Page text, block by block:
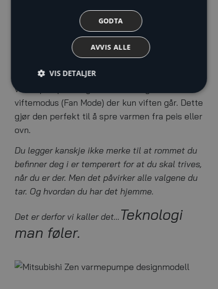
Luftspjeldene er designet slik at den er like
tynn når varmepumpen er i drift. Til tross for
sin tynne innedel har den likevel
fabrikkgarantert varmekapasitet ned til -20°C
og en SCOP på 4,5. Mitsubishi Zen
varmepumpe designmodell har også
viftemodus (Fan Mode) der kun viften går. Dette
gjør den perfekt til å spre varmen fra peis eller
ovn.
Du legger kanskje ikke merke til at rommet du
befinner deg i er temperert for at du skal trives,
når du er der. Men det påvirker alle valgene du
tar. Og hvordan du har det hjemme.
Det er derfor vi kaller det… Teknologi
man føler.
GODTA
AVVIS ALLE
VIS DETALJER